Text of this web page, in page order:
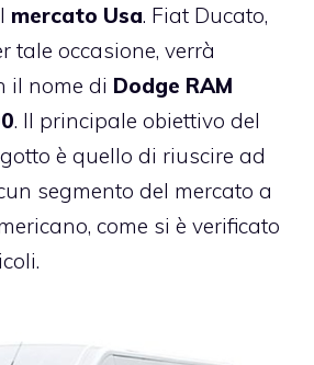
mercato Usa. Fiat Ducato,
tale occasione, verrà
il nome di Dodge RAM
. Il principale obiettivo del
è quello di riuscire ad
segmento del mercato a
come si è verificato